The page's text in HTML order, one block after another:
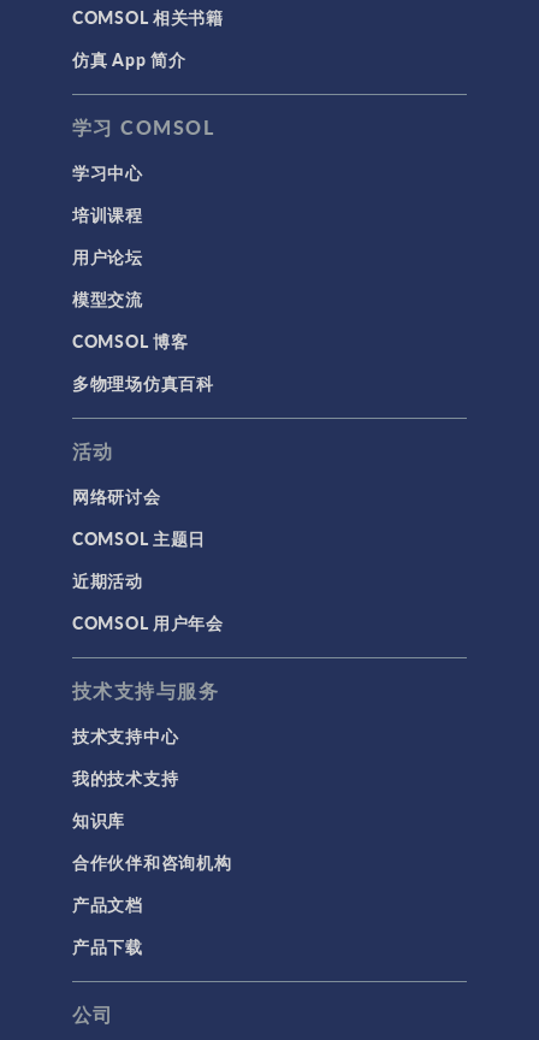
COMSOL 相关书籍
仿真 App 简介
学习 COMSOL
学习中心
培训课程
用户论坛
模型交流
COMSOL 博客
多物理场仿真百科
活动
网络研讨会
COMSOL 主题日
近期活动
COMSOL 用户年会
技术支持与服务
技术支持中心
我的技术支持
知识库
合作伙伴和咨询机构
产品文档
产品下载
公司